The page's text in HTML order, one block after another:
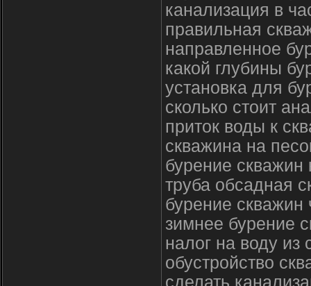
канализация в
правильная
направленное
какой глубины
установка для
сколько стоит
приток воды к
скважина на
бурение
труба обсадная
бурение
зимнее бурение
налог на воду из
обустройство
сделать